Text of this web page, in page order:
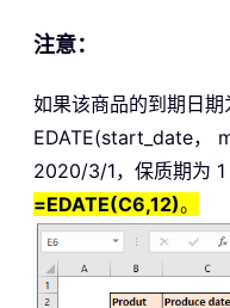
注意：
如果该商品的到期日
EDATE(start_date，
2020/3/1，保质期为 1
=EDATE(C6,12)。